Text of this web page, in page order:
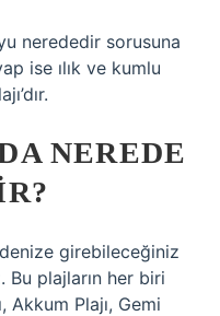
nerededir sorusuna
ise ılık ve kumlu
NEREDE
girebileceğiniz
plajların her biri
Akkum Plajı, Gemi